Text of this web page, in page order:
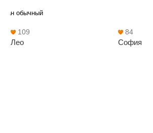
обычный
109
Лео
84
София